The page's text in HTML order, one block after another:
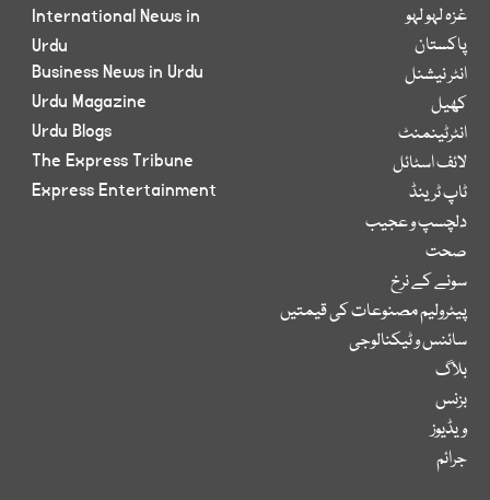
غزہ لہو لہو
پاکستان
انٹر نیشنل
کھیل
انٹرٹینمنٹ
لائف اسٹائل
ٹاپ ٹرینڈ
دلچسپ و عجیب
صحت
سونے کے نرخ
پیٹرولیم مصنوعات کی قیمتیں
سائنس و ٹیکنالوجی
بلاگ
بزنس
ویڈیوز
جرائم
International News in
Urdu
Business News in Urdu
Urdu Magazine
Urdu Blogs
The Express Tribune
Express Entertainment